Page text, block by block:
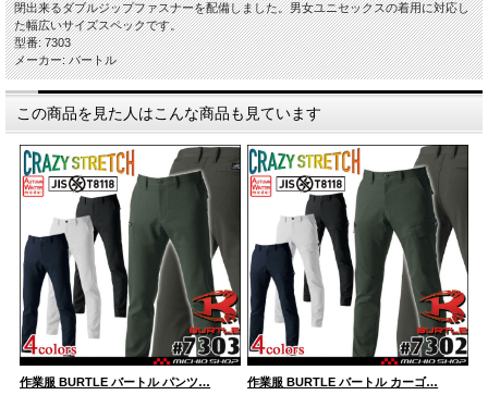
閉出来るダブルジップファスナーを配備しました。男女ユニセックスの着用に対応し
た幅広いサイズスペックです。
型番: 7303
メーカー: バートル
この商品を見た人はこんな商品も見ています
作業服 BURTLE バートル パンツ… 作業服 BURTLE バートル カーゴ…